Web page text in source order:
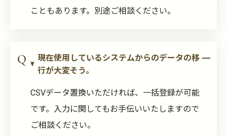
こともあります。別途ご相談ください。
現在使用しているシステムからのデータの移
行が大変そう。
CSVデータ置換いただければ、一括登録が可能
です。入力に関してもお手伝いいたしますので
ご相談ください。